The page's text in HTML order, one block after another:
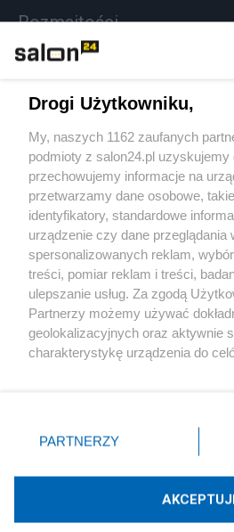
Rozmaitości
Sport
Społeczeństwo
Kultura
X Facebook
Technologię dostarcza:
Drogi Użytkowniku,
My, naszych 1162 zaufanych
podmioty z salon24.pl uzyskujemy
przechowujemy informacje na
przetwarzamy dane osobowe,
identyfikatory, standardowe
urządzenie czy dane przeglądania
spersonalizowanych reklam,
treści, pomiar reklam i treści,
ulepszanie usług. Za zgodą
Partnerzy możemy używać
geolokalizacyjnych oraz aktywnie
charakterystykę urządzenia do
zmienić/wycofać klikając przycisk
znajdujący się w lewym dolnym
rodzaje przetwarzania danych nie
użytkownika, ale masz prawo
przetwarzaniu. Preferencje będą
PARTNERZY